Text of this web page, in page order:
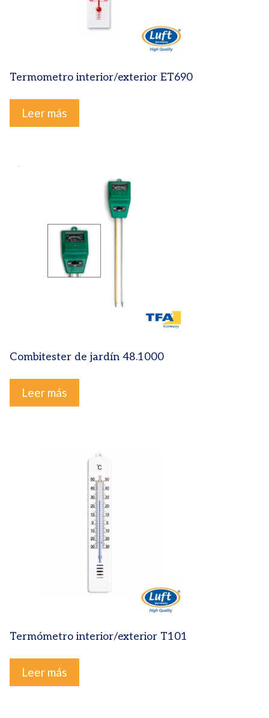
Termometro interior/exterior ET690
Leer más
Combitester de jardín 48.1000
Leer más
Termómetro interior/exterior T101
Leer más